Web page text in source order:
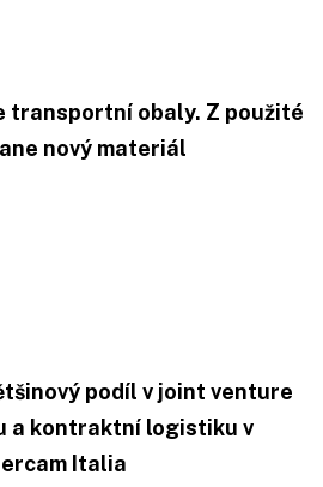
transportní obaly. Z použité
nový materiál
podíl v joint venture
a kontraktní logistiku v
Italia